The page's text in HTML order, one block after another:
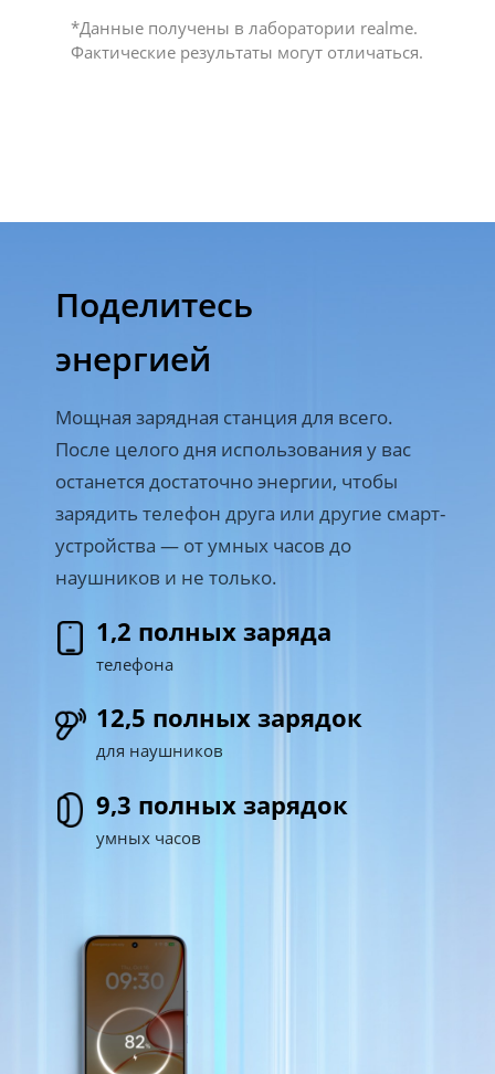
*Данные получены в лаборатории realme.
Фактические результаты могут отличаться.
умных часов
9,3 полных зарядок
для наушников
12,5 полных зарядок
телефона
1,2 полных заряда
Мощная зарядная станция для всего.
После целого дня использования у вас
останется достаточно энергии, чтобы
зарядить телефон друга или другие смарт-
устройства — от умных часов до
наушников и не только.
Поделитесь
энергией